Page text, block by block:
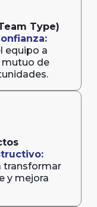
Type)
equipo a
de
transformar
y mejora